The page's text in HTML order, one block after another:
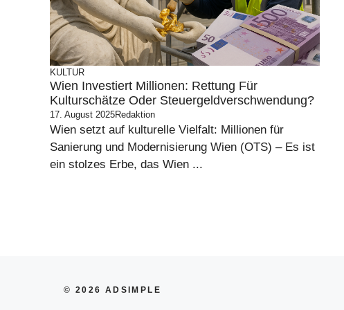
KULTUR
Wien Investiert Millionen: Rettung Für
Kulturschätze Oder Steuergeldverschwendung?
17. August 2025Redaktion
Wien setzt auf kulturelle Vielfalt: Millionen für
Sanierung und Modernisierung Wien (OTS) – Es ist
ein stolzes Erbe, das Wien ...
© 2026 ADSIMPLE